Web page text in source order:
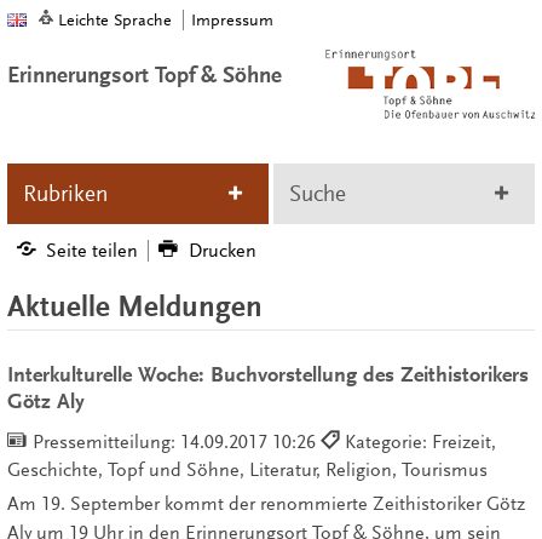
Leichte Sprache Impressum
Erinnerungsort Topf & Söhne
Rubriken Suche
Seite teilen Drucken
Aktuelle Meldungen
Interkulturelle Woche: Buchvorstellung des Zeithistorikers
Götz Aly
Pressemitteilung: 14.09.2017 10:26
Kategorie: Freizeit,
Geschichte, Topf und Söhne, Literatur, Religion, Tourismus
Am 19. September kommt der renommierte Zeithistoriker Götz
Aly um 19 Uhr in den Erinnerungsort Topf & Söhne, um sein